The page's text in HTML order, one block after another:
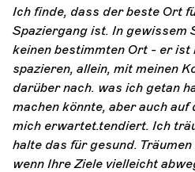
Ich finde, dass der beste Ort
Spaziergang ist. In gewissem
keinen bestimmten Ort - er ist
spazieren, allein, mit meinen
darüber nach. was ich getan
machen könnte, aber auch
mich erwartet.tendiert. Ich
halte das für gesund.
wenn Ihre Ziele vielleicht